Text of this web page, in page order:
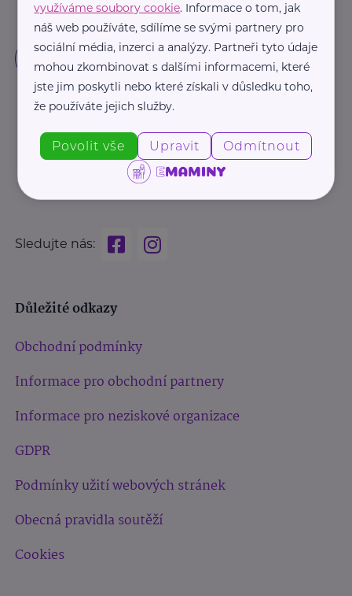
Sledujte nás:
Důležité odkazy
Obchodní podmínky
Informace pro obchodní partnery
Informace pro neziskové organizace
GDPR
Podmínky užití webových stránek
Obecná pravidla soutěží
Cookies
využíváme soubory cookie. Informace o tom, jak
náš web používáte, sdílíme se svými partnery pro
sociální média, inzerci a analýzy. Partneři tyto údaje
mohou zkombinovat s dalšími informacemi, které
jste jim poskytli nebo které získali v důsledku toho,
že používáte jejich služby.
Povolit vše Upravit Odmítnout